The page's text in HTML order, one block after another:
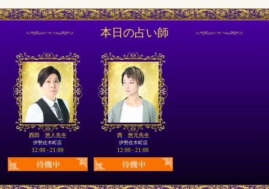
本日の占い師
西田 悠人先生
伊勢佐木町店
12:00 - 21:00
西 悠元先生
伊勢佐木町店
12:00 - 21:00